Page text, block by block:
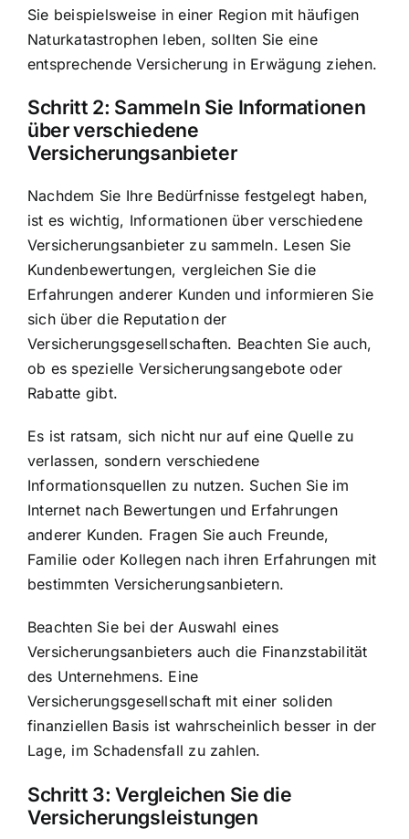
Sie beispielsweise in einer Region mit häufigen
Naturkatastrophen leben, sollten Sie eine
entsprechende Versicherung in Erwägung ziehen.
Schritt 2: Sammeln Sie Informationen
über verschiedene
Versicherungsanbieter
Nachdem Sie Ihre Bedürfnisse festgelegt haben,
ist es wichtig, Informationen über verschiedene
Versicherungsanbieter zu sammeln. Lesen Sie
Kundenbewertungen, vergleichen Sie die
Erfahrungen anderer Kunden und informieren Sie
sich über die Reputation der
Versicherungsgesellschaften. Beachten Sie auch,
ob es spezielle Versicherungsangebote oder
Rabatte gibt.
Es ist ratsam, sich nicht nur auf eine Quelle zu
verlassen, sondern verschiedene
Informationsquellen zu nutzen. Suchen Sie im
Internet nach Bewertungen und Erfahrungen
anderer Kunden. Fragen Sie auch Freunde,
Familie oder Kollegen nach ihren Erfahrungen mit
bestimmten Versicherungsanbietern.
Beachten Sie bei der Auswahl eines
Versicherungsanbieters auch die Finanzstabilität
des Unternehmens. Eine
Versicherungsgesellschaft mit einer soliden
finanziellen Basis ist wahrscheinlich besser in der
Lage, im Schadensfall zu zahlen.
Schritt 3: Vergleichen Sie die
Versicherungsleistungen